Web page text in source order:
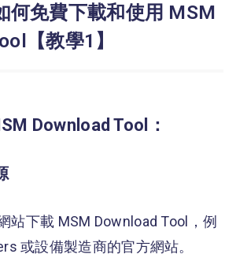
何免費下載和使用 MSM
【教學1】
Download Tool：
站下載 MSM Download Tool，例
或設備製造商的官方網站。